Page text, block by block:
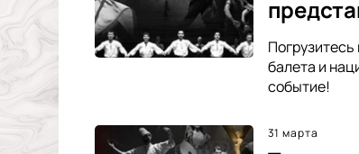
балета и
событие!
31 марта